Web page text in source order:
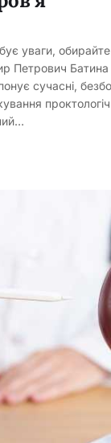
уваги, обирайте
Петрович
сучасні,